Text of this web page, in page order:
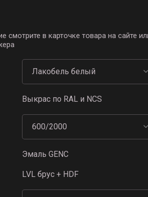
смотрите в карточке товара на сайте
Выкрас по RAL и NCS
Эмаль GENC
LVL брус + HDF